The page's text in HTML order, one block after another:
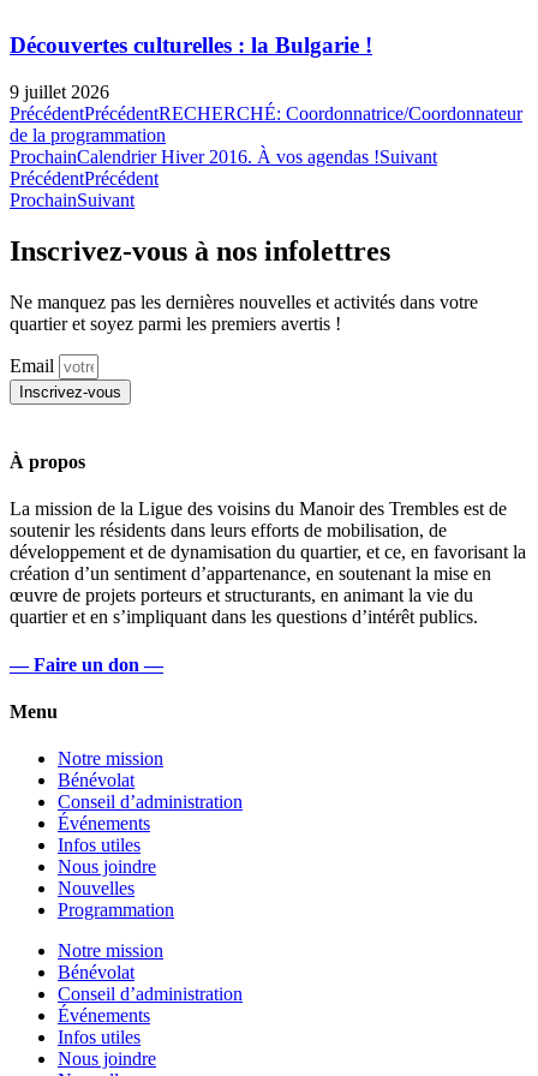
Découvertes culturelles : la Bulgarie !
9 juillet 2026
PrécédentPrécédentRECHERCHÉ: Coordonnatrice/Coordonnateur
de la programmation
ProchainCalendrier Hiver 2016. À vos agendas !Suivant
PrécédentPrécédent
ProchainSuivant
Inscrivez-vous à nos infolettres
Ne manquez pas les dernières nouvelles et activités dans votre
quartier et soyez parmi les premiers avertis !
Email
Inscrivez-vous
À propos
La mission de la Ligue des voisins du Manoir des Trembles est de
soutenir les résidents dans leurs efforts de mobilisation, de
développement et de dynamisation du quartier, et ce, en favorisant la
création d’un sentiment d’appartenance, en soutenant la mise en
œuvre de projets porteurs et structurants, en animant la vie du
quartier et en s’impliquant dans les questions d’intérêt publics.
— Faire un don —
Menu
Notre mission
Bénévolat
Conseil d’administration
Événements
Infos utiles
Nous joindre
Nouvelles
Programmation
Notre mission
Bénévolat
Conseil d’administration
Événements
Infos utiles
Nous joindre